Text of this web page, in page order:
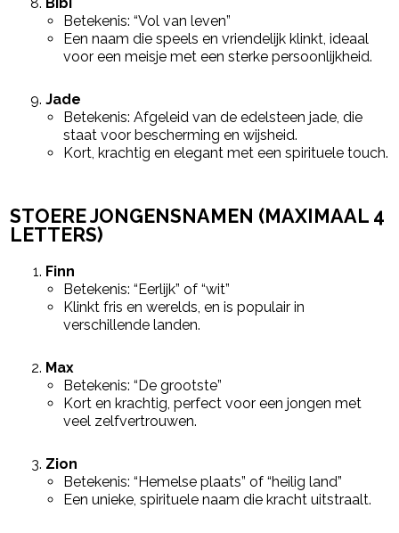
Betekenis: “Vol van leven”
Een naam die speels en vriendelijk klinkt, ideaal
voor een meisje met een sterke persoonlijkheid.
Jade
Betekenis: Afgeleid van de edelsteen jade, die
staat voor bescherming en wijsheid.
Kort, krachtig en elegant met een spirituele touch.
STOERE JONGENSNAMEN (MAXIMAAL 4
LETTERS)
Finn
Betekenis: “Eerlijk” of “wit”
Klinkt fris en werelds, en is populair in
verschillende landen.
Max
Betekenis: “De grootste”
Kort en krachtig, perfect voor een jongen met
veel zelfvertrouwen.
Zion
Betekenis: “Hemelse plaats” of “heilig land”
Een unieke, spirituele naam die kracht uitstraalt.